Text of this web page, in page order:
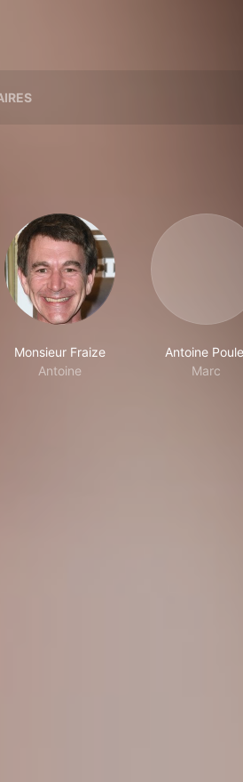
Monsieur Fraize
Antoine
Antoine
Marc